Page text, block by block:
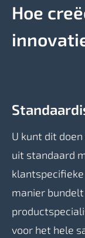
Hoe
U kunt dit
uit standaard
klantspecifieke
manier
voor het hele